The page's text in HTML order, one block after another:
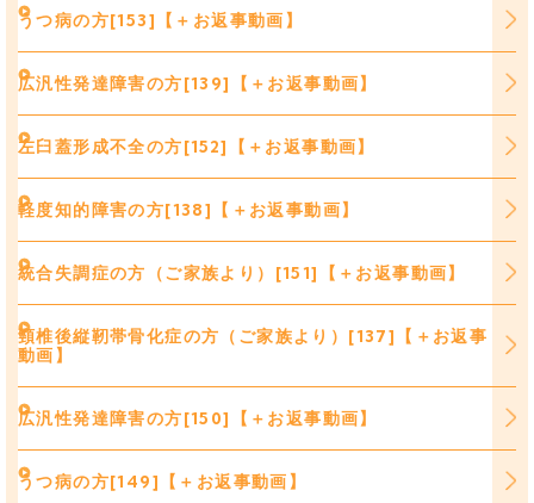
うつ病の方[153]【＋お返事動画】
広汎性発達障害の方[139]【＋お返事動画】
左臼蓋形成不全の方[152]【＋お返事動画】
軽度知的障害の方[138]【＋お返事動画】
統合失調症の方（ご家族より）[151]【＋お返事動画】
頸椎後縦靭帯骨化症の方（ご家族より）[137]【＋お返事
動画】
広汎性発達障害の方[150]【＋お返事動画】
うつ病の方[149]【＋お返事動画】